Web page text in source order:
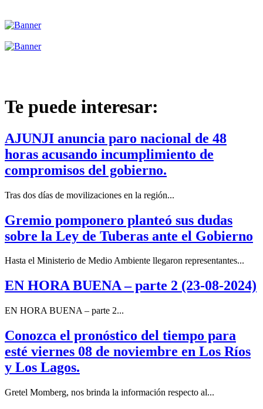
Te puede interesar:
AJUNJI anuncia paro nacional de 48
horas acusando incumplimiento de
compromisos del gobierno.
Tras dos días de movilizaciones en la región...
Gremio pomponero planteó sus dudas
sobre la Ley de Tuberas ante el Gobierno
Hasta el Ministerio de Medio Ambiente llegaron representantes...
EN HORA BUENA – parte 2 (23-08-2024)
EN HORA BUENA – parte 2...
Conozca el pronóstico del tiempo para
esté viernes 08 de noviembre en Los Ríos
y Los Lagos.
Gretel Momberg, nos brinda la información respecto al...